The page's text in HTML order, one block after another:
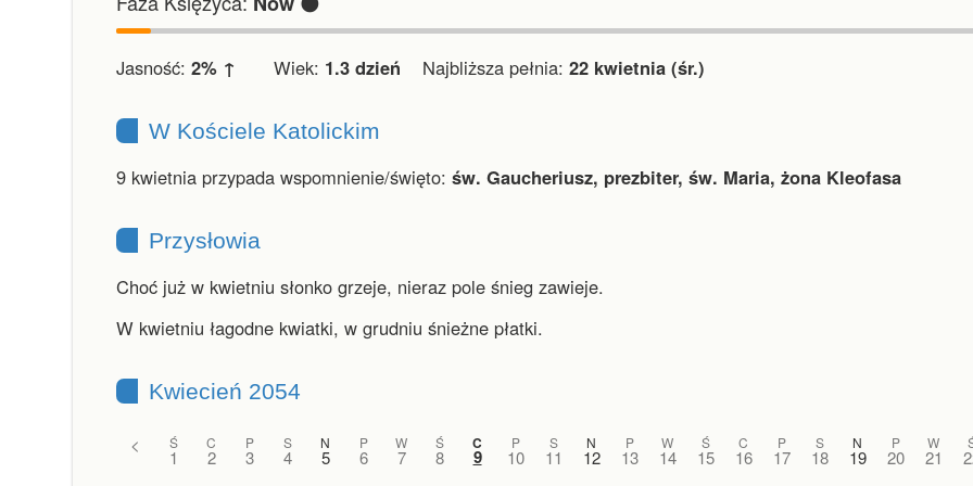
Jasność: 2% ↑ Wiek: 1.3 dzień Najbliższa pełnia: 22 kwietnia (śr.)
W Kościele Katolickim
9 kwietnia przypada wspomnienie/święto: św. Gaucheriusz, prezbiter, św. Maria, żona Kleofasa
Przysłowia
Choć już w kwietniu słonko grzeje, nieraz pole śnieg zawieje.
W kwietniu łagodne kwiatki, w grudniu śnieżne płatki.
Kwiecień 2054
< Ś
1
C
2
P
3
S
4
N
5
P
6
W
7
Ś
8
C
9
P
10
S
11
N
12
P
13
W
14
Ś
15
C
16
P
17
S
18
N
19
P
20
W
21